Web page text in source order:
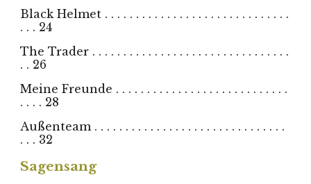
Black Helmet . . . . . . . . . . . . . . . . . . . . . . . . . . . . . .
. . . 24
The Trader . . . . . . . . . . . . . . . . . . . . . . . . . . . . . . . .
. . 26
Meine Freunde . . . . . . . . . . . . . . . . . . . . . . . . . . . .
. . . . 28
Außenteam . . . . . . . . . . . . . . . . . . . . . . . . . . . . . . .
. . . 32
Sagensang